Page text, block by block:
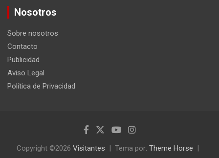
c
Nosotros
Sobre nosotros
Contacto
Publicidad
Aviso Legal
Política de Privacidad
Copyright ©2026 Visitantes Tema por: Theme Horse